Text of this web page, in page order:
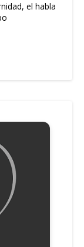
el habla